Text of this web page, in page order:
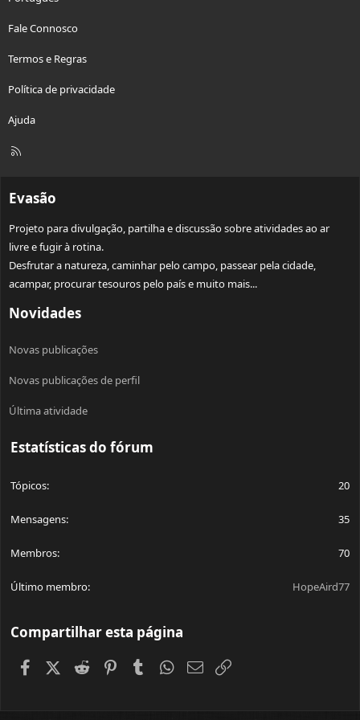
Fale Connosco
Termos e Regras
Política de privacidade
Ajuda
R
Evasão
Projeto para divulgação, partilha e discussão sobre atividades ao ar
livre e fugir à rotina.
Desfrutar a natureza, caminhar pelo campo, passear pela cidade,
acampar, procurar tesouros pelo país e muito mais...
Novidades
Novas publicações
Novas publicações de perfil
Última atividade
Estatísticas do fórum
Tópicos 20
Mensagens 35
Membros 70
Último membro HopeAird77
Compartilhar esta página
FacebookX (Twitter)
Reddit PinterestTumblrWhatsApp
E-mail